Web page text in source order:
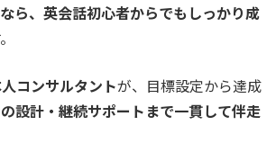
ら、英会話初心者からでもしっかり成
コンサルタントが、目標設定から達成
設計・継続サポートまで一貫して伴走